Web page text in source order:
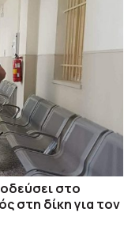
στο
στη δίκη για τον